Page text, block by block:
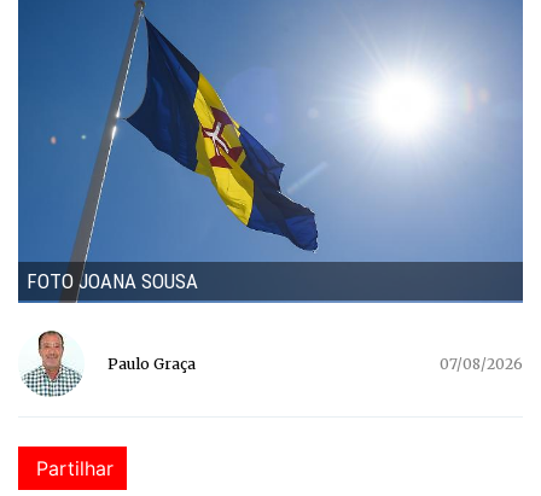
FOTO JOANA SOUSA
Paulo Graça 07/08/2026
Partilhar